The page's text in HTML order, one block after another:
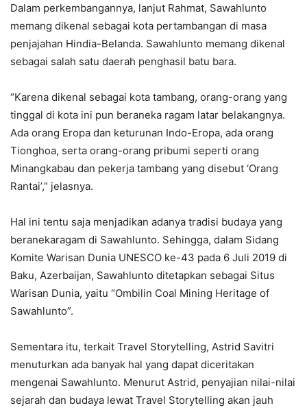
Dalam perkembangannya, lanjut Rahmat, Sawahlunto
memang dikenal sebagai kota pertambangan di masa
penjajahan Hindia-Belanda. Sawahlunto memang dikenal
sebagai salah satu daerah penghasil batu bara.
“Karena dikenal sebagai kota tambang, orang-orang yang
tinggal di kota ini pun beraneka ragam latar belakangnya.
Ada orang Eropa dan keturunan Indo-Eropa, ada orang
Tionghoa, serta orang-orang pribumi seperti orang
Minangkabau dan pekerja tambang yang disebut ‘Orang
Rantai’,” jelasnya.
Hal ini tentu saja menjadikan adanya tradisi budaya yang
beranekaragam di Sawahlunto. Sehingga, dalam Sidang
Komite Warisan Dunia UNESCO ke-43 pada 6 Juli 2019 di
Baku, Azerbaijan, Sawahlunto ditetapkan sebagai Situs
Warisan Dunia, yaitu “Ombilin Coal Mining Heritage of
Sawahlunto”.
Sementara itu, terkait Travel Storytelling, Astrid Savitri
menuturkan ada banyak hal yang dapat diceritakan
mengenai Sawahlunto. Menurut Astrid, penyajian nilai-nilai
sejarah dan budaya lewat Travel Storytelling akan jauh